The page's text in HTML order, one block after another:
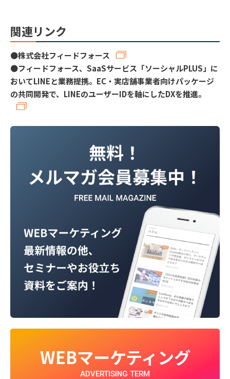
関連リンク
●株式会社フィードフォース
●フィードフォース、SaaSサービス「ソーシャルPLUS」に
おいてLINEと業務提携。EC・実店舗事業者向けパッケージ
の共同開発で、LINEのユーザーIDを軸にしたDXを推進。
WEBマーケティング
ADVERTISING TERM